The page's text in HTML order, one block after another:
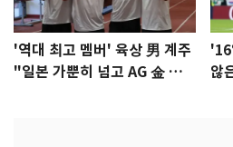
'역대 최고 멤버' 육상 男 계주
"일본 가뿐히 넘고 AG 金 따겠
'16
않